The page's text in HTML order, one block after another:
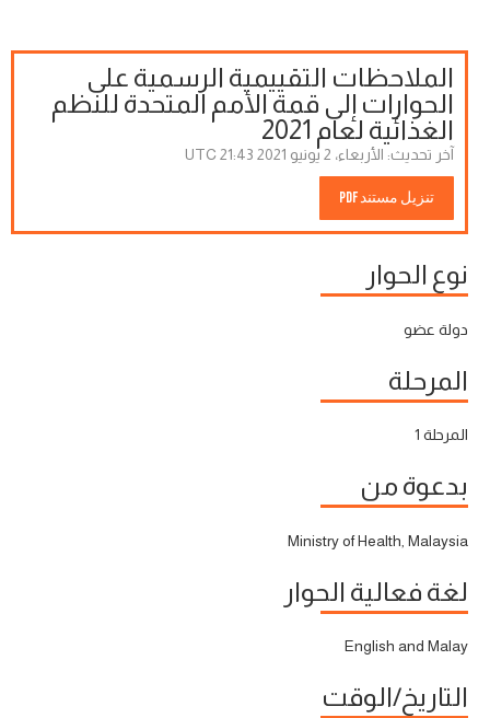
الملاحظات التقييمية الرسمية على
الحوارات إلى قمة الأمم المتحدة للنظم
الغذائية لعام 2021
آخر تحديث: الأربعاء، 2 يونيو 2021 21:43 UTC
تنزيل مستند PDF
نوع الحوار
دولة عضو
المرحلة
المرحلة 1
بدعوة من
Ministry of Health, Malaysia
لغة فعالية الحوار
English and Malay
التاريخ/الوقت